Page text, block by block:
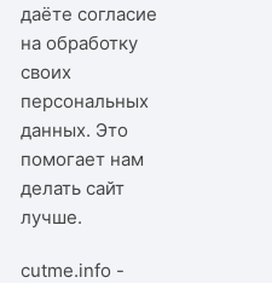
даёте согласие
на обработку
своих
персональных
данных. Это
помогает нам
делать сайт
лучше.
cutme.info -